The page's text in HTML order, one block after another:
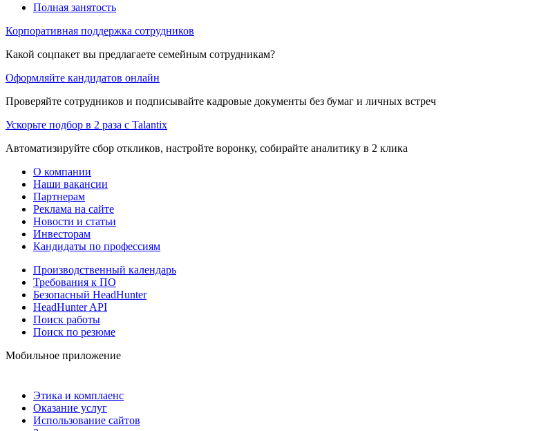
Полная занятость
Корпоративная поддержка сотрудников
Какой соцпакет вы предлагаете семейным сотрудникам?
Оформляйте кандидатов онлайн
Проверяйте сотрудников и подписывайте кадровые документы без бумаг и личных встреч
Ускорьте подбор в 2 раза с Talantix
Автоматизируйте сбор откликов, настройте воронку, собирайте аналитику в 2 клика
О компании
Наши вакансии
Партнерам
Реклама на сайте
Новости и статьи
Инвесторам
Кандидаты по профессиям
Производственный календарь
Требования к ПО
Безопасный HeadHunter
HeadHunter API
Поиск работы
Поиск по резюме
Мобильное приложение
Этика и комплаенс
Оказание услуг
Использование сайтов